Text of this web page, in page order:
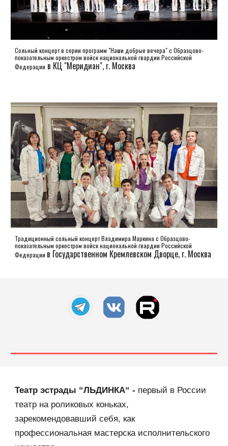
Сольный концертв серии программ "Наши добрые вечера"с Образцово-
показательным оркестром войск национальной гвардии Российской
Федерации в КЦ "Меридиан", г. Москва
Традиционный сольный концерт Владимира Маркина с Образцово-
показательным оркестром войск национальной гвардии Российской
Федерации в Государственном Кремлевском Дворце, г. Москва
Театр эстрады “ЛЬДИНКА“ - первый в России
театр на роликовых коньках,
зарекомендовавший себя, как
профессиональная мастерска исполнительского